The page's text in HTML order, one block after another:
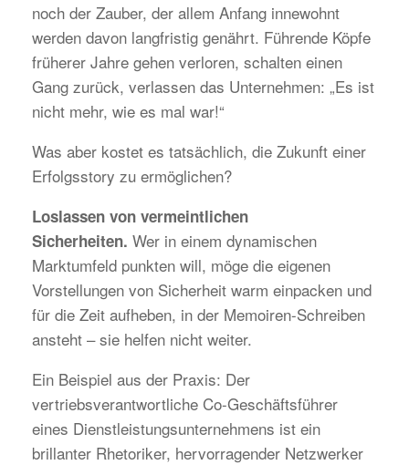
noch der Zauber, der allem Anfang innewohnt
werden davon langfristig genährt. Führende Köpfe
früherer Jahre gehen verloren, schalten einen
Gang zurück, verlassen das Unternehmen: „Es ist
nicht mehr, wie es mal war!“
Was aber kostet es tatsächlich, die Zukunft einer
Erfolgsstory zu ermöglichen?
Loslassen von vermeintlichen
Sicherheiten. Wer in einem dynamischen
Marktumfeld punkten will, möge die eigenen
Vorstellungen von Sicherheit warm einpacken und
für die Zeit aufheben, in der Memoiren-Schreiben
ansteht – sie helfen nicht weiter.
Ein Beispiel aus der Praxis: Der
vertriebsverantwortliche Co-Geschäftsführer
eines Dienstleistungsunternehmens ist ein
brillanter Rhetoriker, hervorragender Netzwerker